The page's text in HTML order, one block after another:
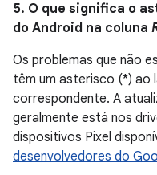
5. O que significa o
do Android na coluna
Os problemas que não
têm um asterisco (*) ao
correspondente. A
geralmente está nos
dispositivos Pixel
desenvolvedores do